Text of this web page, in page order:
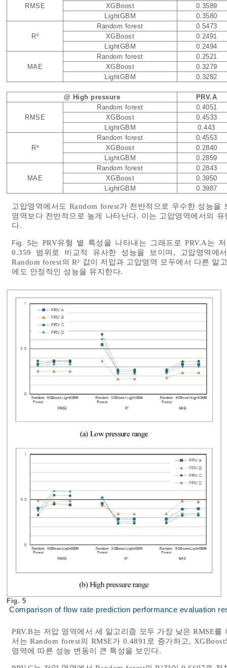
RMSE
XGBoost
0.3589
LightGBM
0.3580
R²
Random forest
0.5473
XGBoost
0.2491
LightGBM
0.2494
MAE
Random forest
0.2521
XGBoost
0.3279
LightGBM
0.3282
@ High pressure PRV.A
RMSE
Random forest
0.4051
XGBoost
0.4533
LightGBM
0.443
R²
Random forest
0.4553
XGBoost
0.2840
LightGBM
0.2859
MAE
Random forest
0.2843
XGBoost
0.3950
LightGBM
0.3987
고압영역에서도 Random forest가 전반적으로 우수한 성능
영역보다 전반적으로 높게 나타난다. 이는 고압영역에서의
다.
Fig. 5는 PRV유형 별 특성을 나타내는 그래프로 PRV.A는
0.359 범위로 비교적 유사한 성능을 보이며, 고압영역에
Random forest의 R² 값이 저압과 고압영역 모두에서 다른
에도 안정적인 성능을 유지한다.
Fig. 5
Comparison of flow rate prediction performance evaluation
PRV.B는 저압 영역에서 세 알고리즘 모두 가장 낮은 RMSE
서는 Random forest의 RMSE가 0.4891로 증가하고,
영역에 따른 성능 변동이 큰 특성을 보인다.